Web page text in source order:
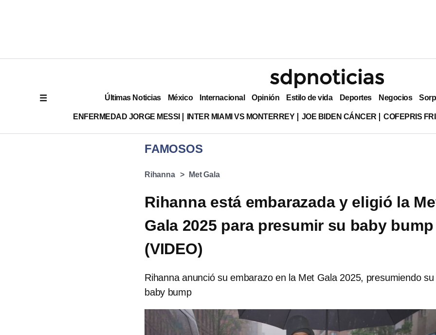
Últimas Noticias México Internacional Opinión Estilo de vida Deportes Negocios
ENFERMEDAD JORGE MESSI INTER MIAMI VS MONTERREY JOE BIDEN CÁNCER COFEPRIS
FAMOSOS
Rihanna Met Gala
Rihanna está embarazada y eligió la
Gala 2025 para presumir su baby bump
(VIDEO)
Rihanna anunció su embarazo en la Met Gala 2025, presumiendo su
baby bump